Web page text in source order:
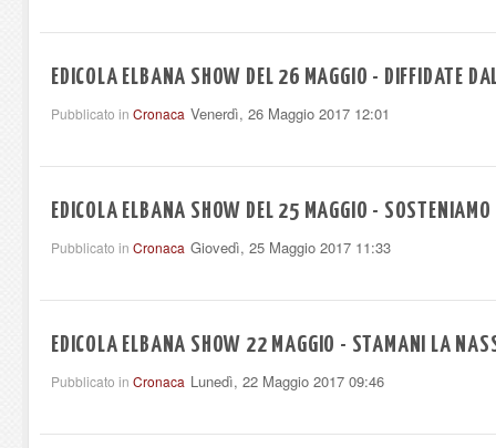
EDICOLA ELBANA SHOW DEL 26 MAGGIO - DIFFIDATE
Pubblicato in Cronaca Venerdì, 26 Maggio 2017 12:01
EDICOLA ELBANA SHOW DEL 25 MAGGIO -
Pubblicato in Cronaca Giovedì, 25 Maggio 2017 11:33
EDICOLA ELBANA SHOW 22 MAGGIO - STAMANI LA
Pubblicato in Cronaca Lunedì, 22 Maggio 2017 09:46